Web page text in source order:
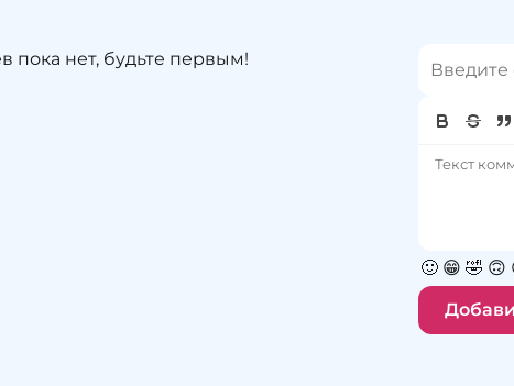
🙂 😁 🤣 🙃
пока нет, будьте первым!